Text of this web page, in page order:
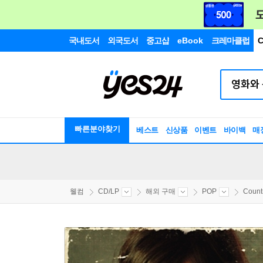
국내도서 외국도서 중고샵 eBook 크레마클럽
빠른분야찾기 베스트 신상품 이벤트 바이백 매
웰컴 CD/LP 해외 구매 POP